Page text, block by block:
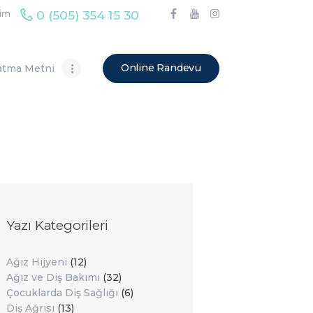
0 (505) 354 15 30
Metni Online Randevu
Yazı Kategorileri
Ağız Hijyeni (12)
Ağız ve Diş Bakımı (32)
Çocuklarda Diş Sağlığı (6)
Diş Ağrısı (13)